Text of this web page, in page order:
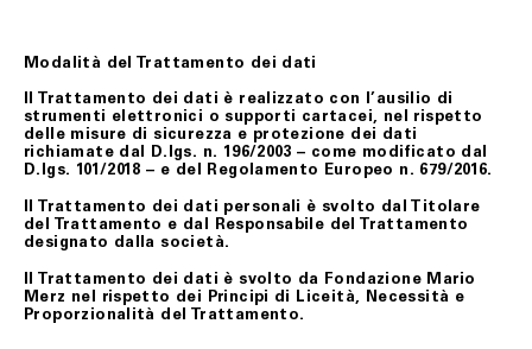
Modalità del Trattamento dei dati
Il Trattamento dei dati è realizzato con l’ausilio di
strumenti elettronici o supporti cartacei, nel rispetto
delle misure di sicurezza e protezione dei dati
richiamate dal D.lgs. n. 196/2003 – come modificato dal
D.lgs. 101/2018 – e del Regolamento Europeo n. 679/2016.
Il Trattamento dei dati personali è svolto dal Titolare
del Trattamento e dal Responsabile del Trattamento
designato dalla società.
Il Trattamento dei dati è svolto da Fondazione Mario
Merz nel rispetto dei Principi di Liceità, Necessità e
Proporzionalità del Trattamento.